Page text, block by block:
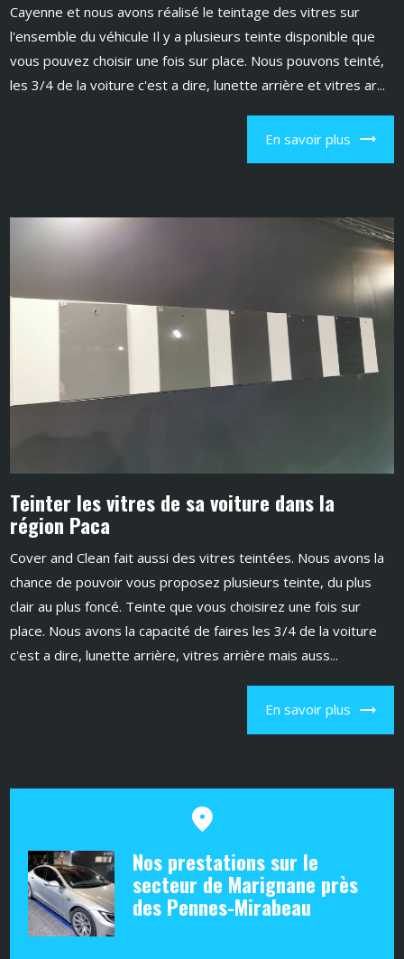
Cayenne et nous avons réalisé le teintage des vitres sur
l'ensemble du véhicule Il y a plusieurs teinte disponible que
vous pouvez choisir une fois sur place. Nous pouvons teinté,
les 3/4 de la voiture c'est a dire, lunette arrière et vitres ar...
En savoir plus
Teinter les vitres de sa voiture dans la
région Paca
Cover and Clean fait aussi des vitres teintées. Nous avons la
chance de pouvoir vous proposez plusieurs teinte, du plus
clair au plus foncé. Teinte que vous choisirez une fois sur
place. Nous avons la capacité de faires les 3/4 de la voiture
c'est a dire, lunette arrière, vitres arrière mais auss...
En savoir plus
Nos prestations sur le
secteur de Marignane près
des Pennes-Mirabeau